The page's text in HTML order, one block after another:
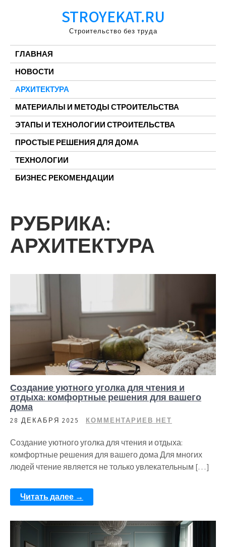
STROYEKAT.RU
Строительство без труда
ГЛАВНАЯ
НОВОСТИ
АРХИТЕКТУРА
МАТЕРИАЛЫ И МЕТОДЫ СТРОИТЕЛЬСТВА
ЭТАПЫ И ТЕХНОЛОГИИ СТРОИТЕЛЬСТВА
ПРОСТЫЕ РЕШЕНИЯ ДЛЯ ДОМА
ТЕХНОЛОГИИ
БИЗНЕС РЕКОМЕНДАЦИИ
РУБРИКА:
АРХИТЕКТУРА
Создание уютного уголка для чтения и
отдыха: комфортные решения для вашего
дома
28 ДЕКАБРЯ 2025 КОММЕНТАРИЕВ НЕТ
Создание уютного уголка для чтения и отдыха:
комфортные решения для вашего дома Для многих
людей чтение является не только увлекательным […]
Читать далее →